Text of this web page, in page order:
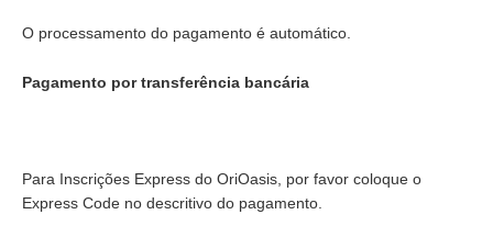
O processamento do pagamento é automático.
Pagamento por transferência bancária
Para Inscrições Express do OriOasis, por favor coloque o
Express Code no descritivo do pagamento.